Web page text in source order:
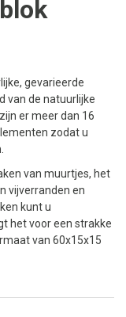
gevarieerde
van de natuurlijke
er meer dan 16
zodat u
van muurtjes, het
vijverranden en
kunt u
het voor een strakke
van 60x15x15